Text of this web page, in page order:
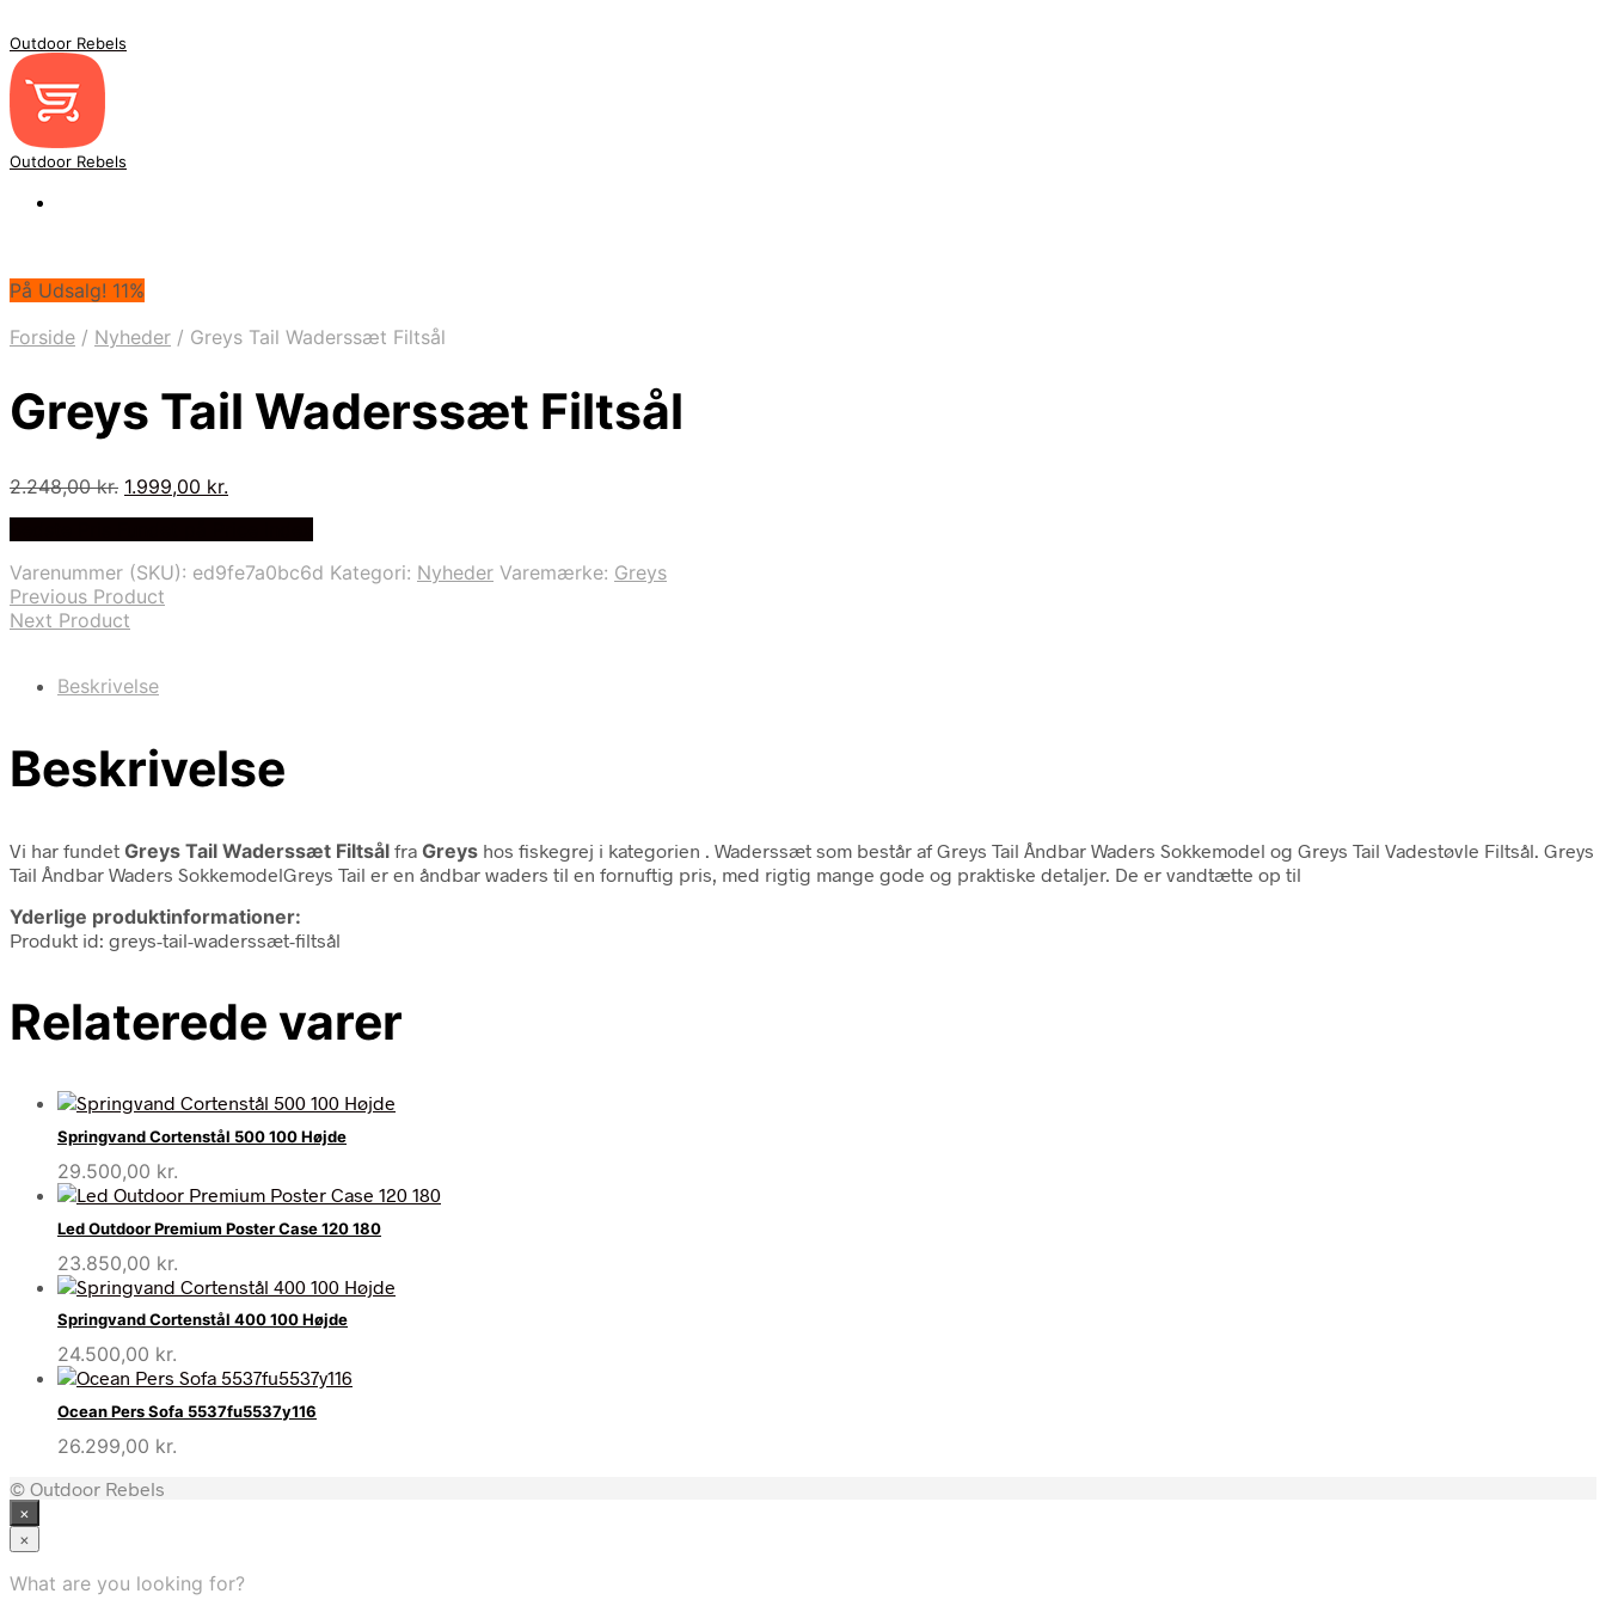
Outdoor Rebels
Outdoor Rebels
På Udsalg! 11%
Forside / Nyheder / Greys Tail Waderssæt Filtsål
Greys Tail Waderssæt Filtsål
2.248,00kr. Den
2.248,00 kr..
1.999,00 kr.
1.999,00 kr..
Varenummer (SKU): ed9fe7a0bc6d Kategori: Nyheder Varemærke: Greys
Previous Product
Next Product
Beskrivelse
Beskrivelse
Vi har fundet Greys Tail Waderssæt Filtsål fra Greys hos fiskegrej i kategorien
. Waderssæt som består af Greys Tail Åndbar Waders Sokkemodel og Greys Tail Vadestøvle Filtsål. Greys
Tail Åndbar Waders SokkemodelGreys Tail er en åndbar waders til en fornuftig pris, med rigtig mange gode og praktiske detaljer. De er vandtætte op til
Yderlige produktinformationer:
Produkt id: greys-tail-waderssæt-filtsål
Relaterede varer
Springvand Cortenstål 500 100 Højde
29.500,00 kr.
Led Outdoor Premium Poster Case 120 180
23.850,00 kr.
Springvand Cortenstål 400 100 Højde
24.500,00 kr.
Ocean Pers Sofa 5537fu5537y116
26.299,00 kr.
© Outdoor Rebels
×
×
What are you looking for?